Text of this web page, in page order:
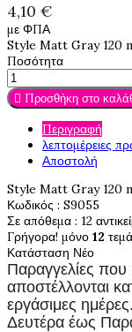
4,10 €
με ΦΠΑ
Style Matt Gray 120
Ποσότητα
 Προσθήκη στο
Περιγραφή
λεπτομέρειες
Αποστολή
Style Matt Gray 120
Κωδικός : S9055
Σε απόθεμα : 12
Γρήγορα! μόνο 12
Κατάσταση Νέο
Παραγγελίες που
αποστέλλονται
εργάσιμες
Δευτέρα έως